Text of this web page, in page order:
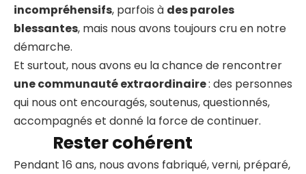
incompréhensifs, parfois à des paroles
blessantes, mais nous avons toujours cru en notre
démarche.
Et surtout, nous avons eu la chance de rencontrer
une communauté extraordinaire: des personnes
qui nous ont encouragés, soutenus, questionnés,
accompagnés et donné la force de continuer.
Rester cohérent
Pendant 16 ans, nous avons fabriqué, verni, préparé,